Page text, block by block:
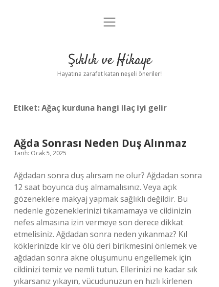
Anasayfa
Yasal Uyarı
menüyü
Şıklık ve Hikaye
Hayatına zarafet katan neşeli öneriler!
Etiket:Ağaç kurduna hangi ilaç iyi gelir
Ağda Sonrası Neden Duş Alınmaz
Tarih: Ocak 5, 2025
Ağdadan sonra duş alırsam ne olur? Ağdadan sonra
12 saat boyunca duş almamalısınız. Veya açık
gözeneklere makyaj yapmak sağlıklı değildir. Bu
nedenle gözeneklerinizi tıkamamaya ve cildinizin
nefes almasına izin vermeye son derece dikkat
etmelisiniz. Ağdadan sonra neden yıkanmaz? Kıl
köklerinizde kir ve ölü deri birikmesini önlemek ve
ağdadan sonra akne oluşumunu engellemek için
cildinizi temiz ve nemli tutun. Ellerinizi ne kadar sık ​​
yıkarsanız yıkayın, vücudunuzun en hızlı kirlenen